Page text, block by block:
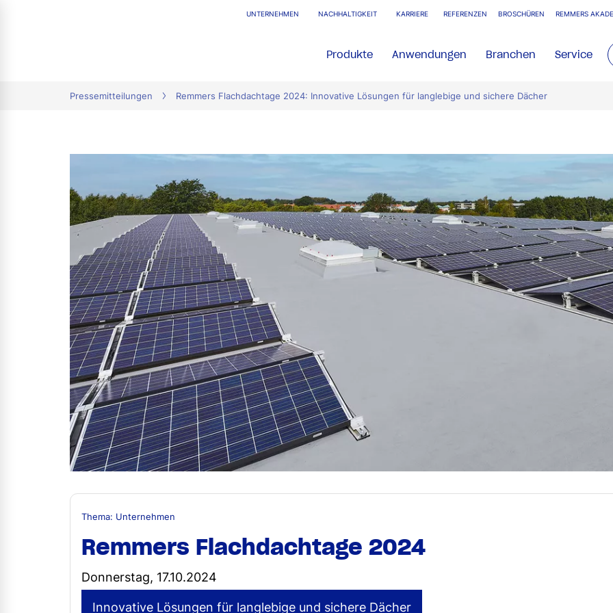
UNTERNEHMEN NACHHALTIGKEIT KARRIERE REFERENZEN BROSCHÜREN REMMERS
Produkte Anwendungen Branchen Service
Pressemitteilungen Remmers Flachdachtage 2024: Innovative Lösungen für langlebige und sichere Dächer
Thema: Unternehmen
Remmers Flachdachtage 2024
Donnerstag, 17.10.2024
Innovative Lösungen für langlebige und sichere Dächer